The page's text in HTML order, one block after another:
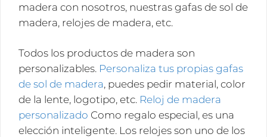
madera con nosotros, nuestras gafas de sol de
madera, relojes de madera, etc.
Todos los productos de madera son
personalizables. Personaliza tus propias gafas
de sol de madera, puedes pedir material, color
de la lente, logotipo, etc. Reloj de madera
personalizado Como regalo especial, es una
elección inteligente. Los relojes son uno de los